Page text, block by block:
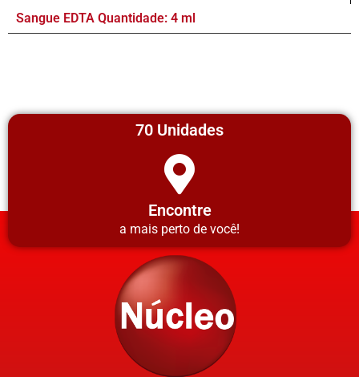
Sangue EDTA Quantidade: 4 ml
70 Unidades
Encontre
a mais perto de você!